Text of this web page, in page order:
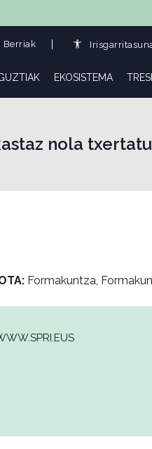
Berriak
EKOSISTEMA
nola txertatu
Formakuntza,